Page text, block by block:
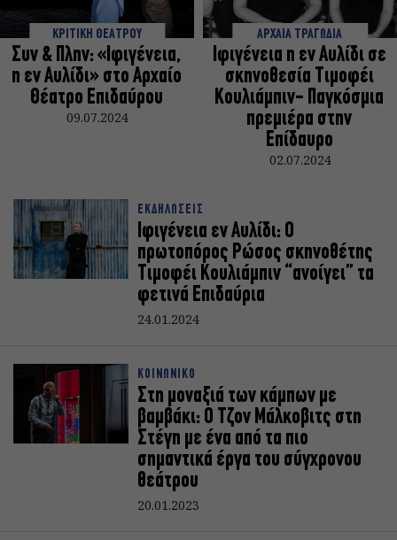
ΚΡΙΤΙΚΗ ΘΕΑΤΡΟΥ
Συν & Πλην: «Ιφιγένεια,
η εν Αυλίδι» στο Αρχαίο
Θέατρο Επιδαύρου
09.07.2024
ΑΡΧΑΙΑ ΤΡΑΓΩΔΙΑ
Ιφιγένεια η εν Αυλίδι σε
σκηνοθεσία Τιμοφέι
Κουλιάμπιν- Παγκόσμια
πρεμιέρα στην
Επίδαυρο
02.07.2024
ΕΚΔΗΛΩΣΕΙΣ
Ιφιγένεια εν Αυλίδι: Ο
πρωτοπόρος Ρώσος σκηνοθέτης
Τιμοφέι Κουλιάμπιν “ανοίγει” τα
φετινά Επιδαύρια
24.01.2024
ΚΟΙΝΩΝΙΚΟ
Στη μοναξιά των κάμπων με
βαμβάκι: Ο Τζον Μάλκοβιτς στη
Στέγη με ένα από τα πιο
σημαντικά έργα του σύγχρονου
θεάτρου
20.01.2023